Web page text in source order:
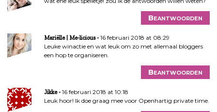
Beantwoorden
Mariëlle | Me-licious
16 februari 2018 at 08:29
Leuke winactie en wat leuk om zo met allemaal bloggers
een hop te organiseren.
Beantwoorden
Jikke
16 februari 2018 at 10:18
Leuk hoor! Ik doe graag mee voor Openhartig private time.